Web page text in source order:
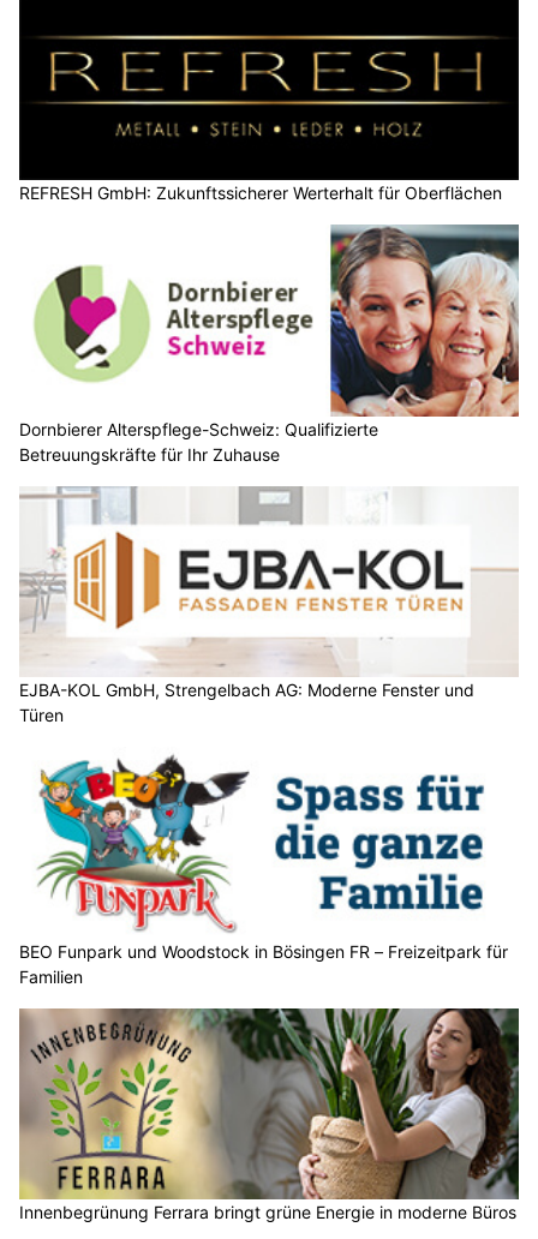
REFRESH GmbH: Zukunftssicherer Werterhalt für Oberflächen
Dornbierer Alterspflege-Schweiz: Qualifizierte
Betreuungskräfte für Ihr Zuhause
EJBA-KOL GmbH, Strengelbach AG: Moderne Fenster und
Türen
BEO Funpark und Woodstock in Bösingen FR – Freizeitpark für
Familien
Innenbegrünung Ferrara bringt grüne Energie in moderne Büros